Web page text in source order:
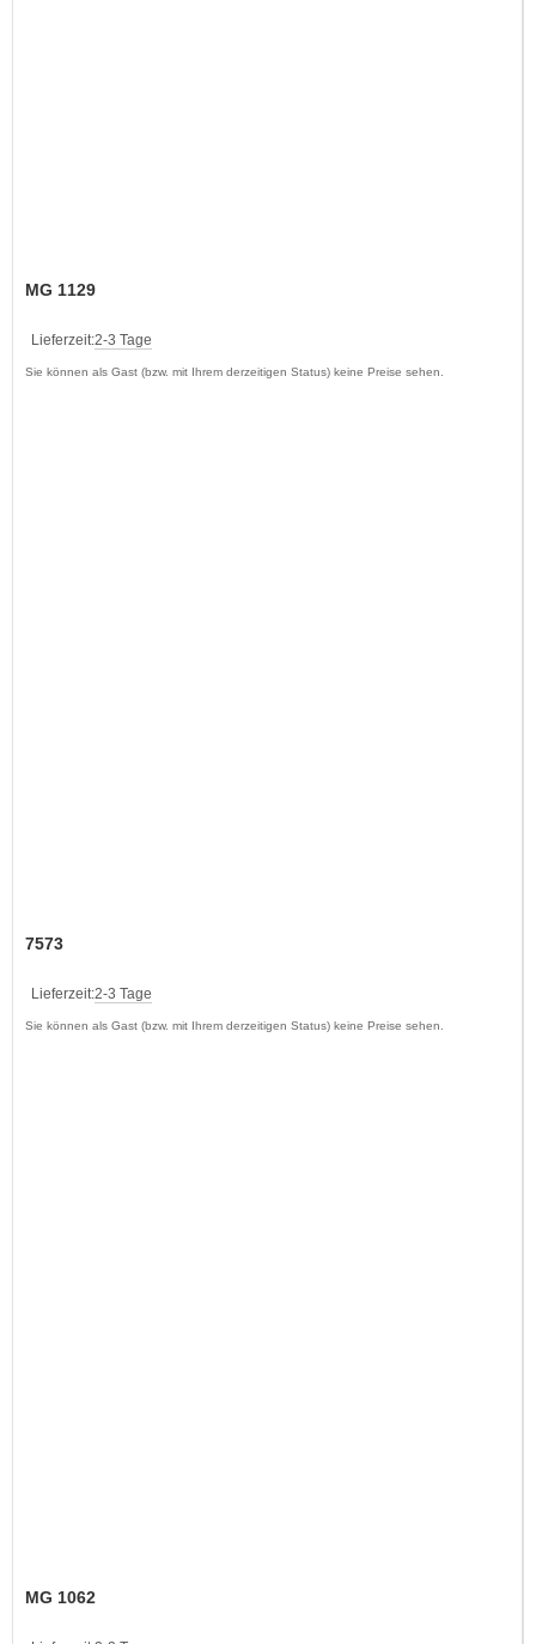
MG 1129
Lieferzeit:2-3 Tage
Sie können als Gast (bzw. mit Ihrem derzeitigen Status) keine Preise sehen.
7573
Lieferzeit:2-3 Tage
Sie können als Gast (bzw. mit Ihrem derzeitigen Status) keine Preise sehen.
MG 1062